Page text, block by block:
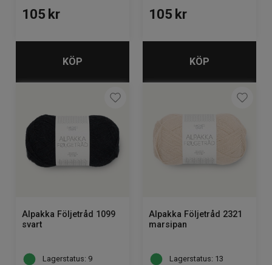
105 kr
KÖP
105 kr
KÖP
Alpakka Följetråd 1099
svart
Lagerstatus: 9
Alpakka Följetråd 2321
marsipan
Lagerstatus: 13